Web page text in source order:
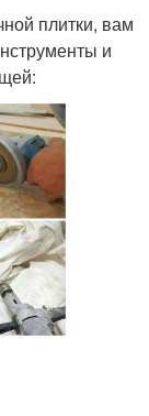
плитки, вам
и